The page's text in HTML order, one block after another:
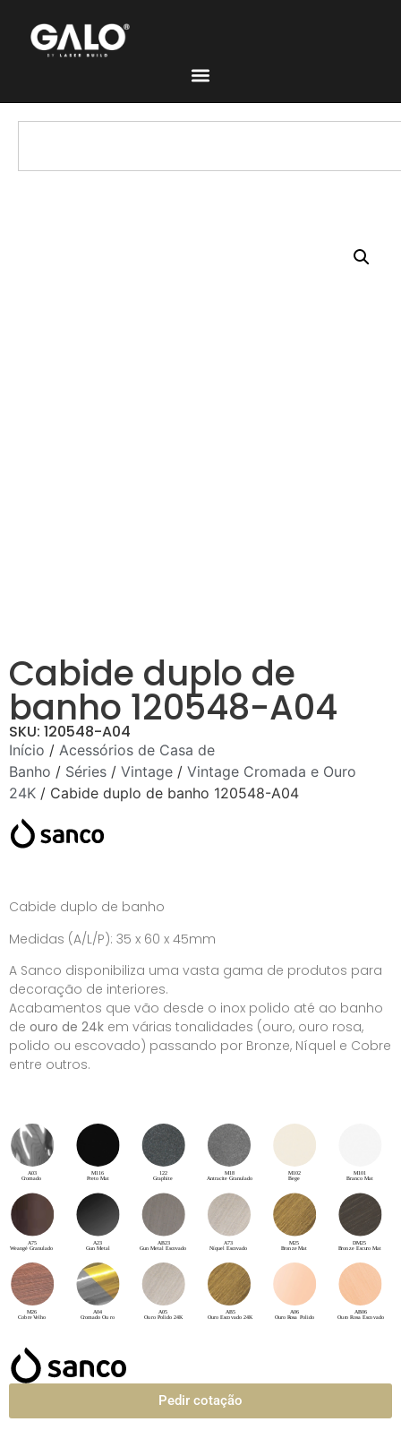
Cabide duplo de
banho 120548-A04
SKU: 120548-A04
Início / Acessórios de Casa de
Banho / Séries / Vintage / Vintage Cromada e Ouro
24K / Cabide duplo de banho 120548-A04
Cabide duplo de banho
Medidas (A/L/P): 35 x 60 x 45mm
A Sanco disponibiliza uma vasta gama de produtos para
decoração de interiores.
Acabamentos que vão desde o inox polido até ao banho
de ouro de 24k em várias tonalidades (ouro, ouro rosa,
polido ou escovado) passando por Bronze, Níquel e Cobre
entre outros.
Pedir cotação